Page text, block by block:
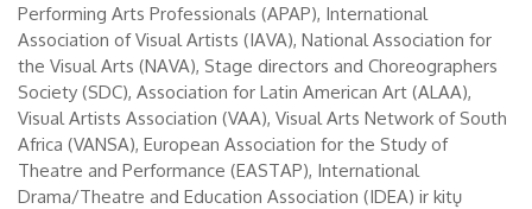
Performing Arts Professionals (APAP), International
Association of Visual Artists (IAVA), National Association for
the Visual Arts (NAVA), Stage directors and Choreographers
Society (SDC), Association for Latin American Art (ALAA),
Visual Artists Association (VAA), Visual Arts Network of South
Africa (VANSA), European Association for the Study of
Theatre and Performance (EASTAP), International
Drama/Theatre and Education Association (IDEA) ir kitų